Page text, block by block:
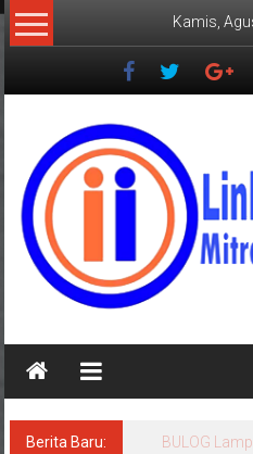
Lompat
ke
Kamis,
Mitra
Terpercaya
Berita Baru:
Ditegur Baik